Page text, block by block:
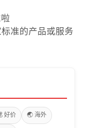
准的产品或服务
好价 🌏 海外